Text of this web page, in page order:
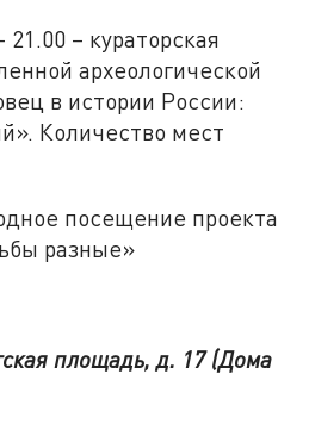
21.00 – кураторская
археологической
в истории России:
Количество мест
посещение проекта
разные»
площадь, д. 17 (Дома